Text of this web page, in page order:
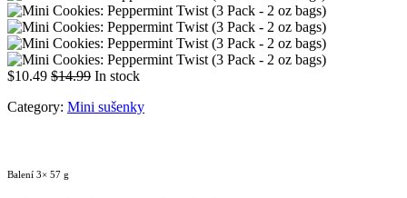
$10.49 $14.99 In stock
Category: Mini sušenky
Balení 3× 57 g